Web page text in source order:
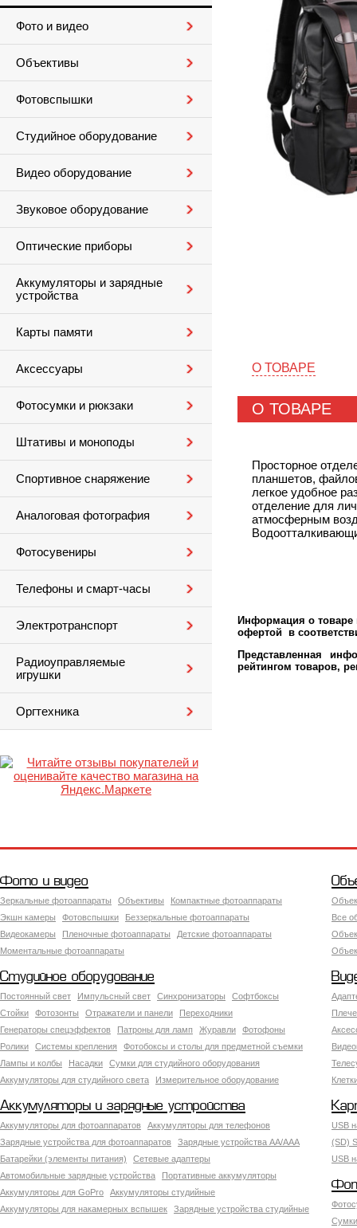
Фото и видео
Объективы
Фотовспышки
Студийное оборудование
Видео оборудование
Звуковое оборудование
Оптические приборы
Аккумуляторы и зарядные
устройства
Карты памяти
Аксессуары
Фотосумки и рюкзаки
Штативы и моноподы
Спортивное снаряжение
Аналоговая фотография
Фотосувениры
Телефоны и смарт-часы
Электротранспорт
Радиоуправляемые
игрушки
Оргтехника
О ТОВАРЕ
О ТОВАРЕ
Просторное
планшетов,
легкое удобное
отделение для
атмосферным
Информация о товаре
офертой в
Представленная
рейтингом товаров,
Фото и видео
Зеркальные фотоаппараты Объективы
Компактные фотоаппараты
Экшн камеры
Фотовспышки
Беззеркальные фотоаппараты
Видеокамеры
Пленочные фотоаппараты
Детские фотоаппараты
Моментальные фотоаппараты
Все
Студийное оборудование
Постоянный свет Импульсный свет Синхронизаторы
Софтбоксы
Стойки
Фотозонты Отражатели и панели
Переходники
Генераторы спецэффектов
Патроны для ламп Журавли
Фотофоны
Ролики
Системы крепления
Фотобоксы и столы для предметной съемки
Лампы и колбы
Насадки
Сумки для студийного оборудования
Аккумуляторы для студийного света
Измерительное оборудование
Аккумуляторы и зарядные устройства
Аккумуляторы для фотоаппаратов
Аккумуляторы для телефонов
Зарядные устройства для фотоаппаратов
Зарядные устройства AA/AAA
Батарейки (элементы питания)
Сетевые адаптеры
Автомобильные зарядные устройства
Портативные аккумуляторы
Аккумуляторы для GoPro
Аккумуляторы студийные
Аккумуляторы для накамерных вспышек
Зарядные устройства студийные
USB
(SD)
USB